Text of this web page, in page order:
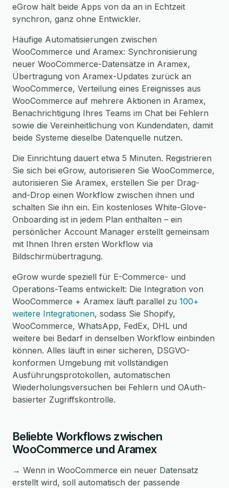
eGrow hält beide Apps von da an in Echtzeit
synchron, ganz ohne Entwickler.
Häufige Automatisierungen zwischen
WooCommerce und Aramex: Synchronisierung
neuer WooCommerce-Datensätze in Aramex,
Übertragung von Aramex-Updates zurück an
WooCommerce, Verteilung eines Ereignisses aus
WooCommerce auf mehrere Aktionen in Aramex,
Benachrichtigung Ihres Teams im Chat bei Fehlern
sowie die Vereinheitlichung von Kundendaten, damit
beide Systeme dieselbe Datenquelle nutzen.
Die Einrichtung dauert etwa 5 Minuten. Registrieren
Sie sich bei eGrow, autorisieren Sie WooCommerce,
autorisieren Sie Aramex, erstellen Sie per Drag-
and-Drop einen Workflow zwischen ihnen und
schalten Sie ihn ein. Ein kostenloses White-Glove-
Onboarding ist in jedem Plan enthalten – ein
persönlicher Account Manager erstellt gemeinsam
mit Ihnen Ihren ersten Workflow via
Bildschirmübertragung.
eGrow wurde speziell für E-Commerce- und
Operations-Teams entwickelt: Die Integration von
WooCommerce + Aramex läuft parallel zu 100+
weitere Integrationen, sodass Sie Shopify,
WooCommerce, WhatsApp, FedEx, DHL und
weitere bei Bedarf in denselben Workflow einbinden
können. Alles läuft in einer sicheren, DSGVO-
konformen Umgebung mit vollständigen
Ausführungsprotokollen, automatischen
Wiederholungsversuchen bei Fehlern und OAuth-
basierter Zugriffskontrolle.
Beliebte Workflows zwischen
WooCommerce und Aramex
→ Wenn in WooCommerce ein neuer Datensatz
erstellt wird, soll automatisch der passende